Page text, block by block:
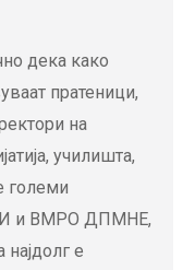
дека како
пратеници,
на
училишта,
големи
и ВМРО ДПМНЕ,
е